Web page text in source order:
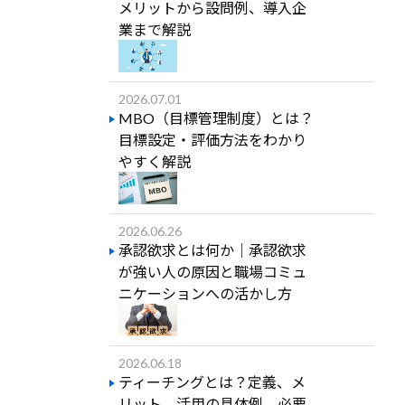
メリットから設問例、導入企
業まで解説
2026.07.01
MBO（目標管理制度）とは？
目標設定・評価方法をわかり
やすく解説
2026.06.26
承認欲求とは何か｜承認欲求
が強い人の原因と職場コミュ
ニケーションへの活かし方
2026.06.18
ティーチングとは？定義、メ